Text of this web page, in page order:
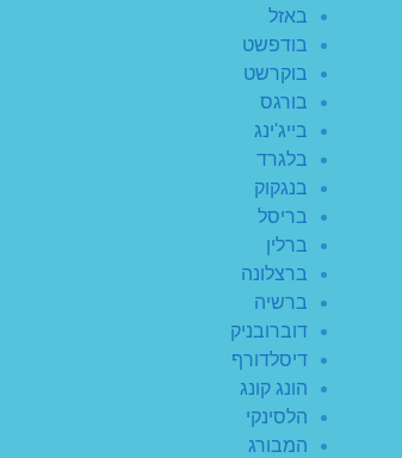
באזל
בודפשט
בוקרשט
בורגס
בייג'ינג
בלגרד
בנגקוק
בריסל
ברלין
ברצלונה
ברשיה
דוברובניק
דיסלדורף
הונג קונג
הלסינקי
המבורג